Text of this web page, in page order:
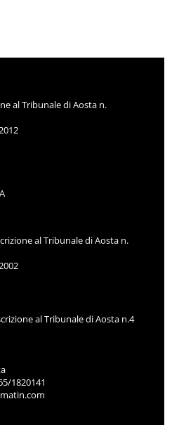
al Tribunale di Aosta n.
al Tribunale di Aosta n.
al Tribunale di Aosta n.4
1820141